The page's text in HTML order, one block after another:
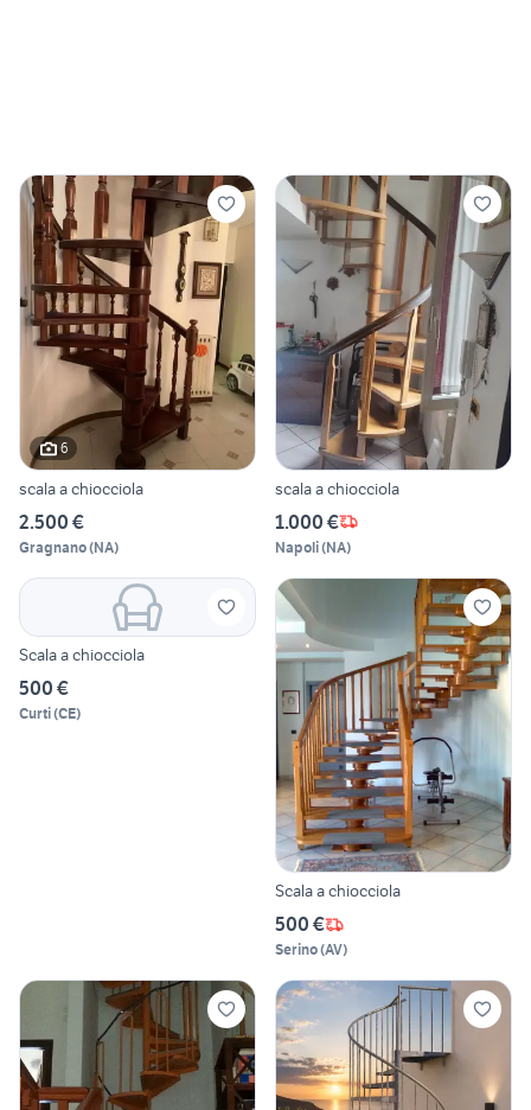
6
scala a chiocciola
2.500 €
Gragnano(NA)
scala a chiocciola
1.000 €
Napoli(NA)
Scala a chiocciola
500 €
Curti(CE)
Scala a chiocciola
500 €
Serino(AV)